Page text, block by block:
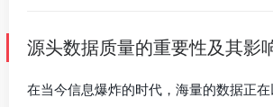
源头数据质量的重要性及其影
在当今信息爆炸的时代，海量的数据正